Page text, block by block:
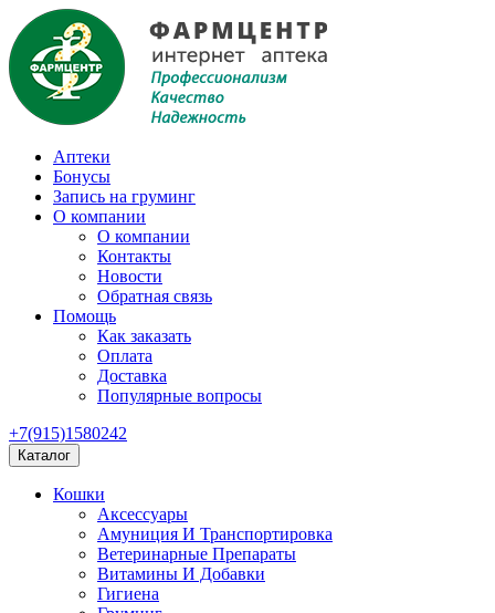
Аптеки
Бонусы
Запись на груминг
О компании
О компании
Контакты
Новости
Обратная связь
Помощь
Как заказать
Оплата
Доставка
Популярные вопросы
+7(915)1580242
Каталог
Кошки
Аксессуары
Амуниция И Транспортировка
Ветеринарные Препараты
Витамины И Добавки
Гигиена